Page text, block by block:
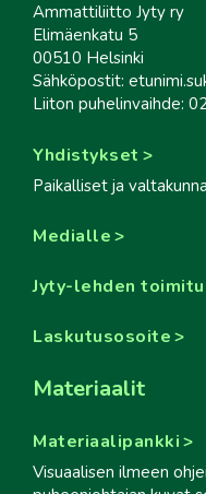
Ammattiliitto Jyty ry
Elimäenkatu 5
00510 Helsinki
Sähköpostit:
Liiton puhelinvaihde:
Yhdistykset
Paikalliset ja
Medialle
Jyty-lehden
Laskutusosoite
Materiaalit
Materiaalipankki
Visuaalisen ilmeen